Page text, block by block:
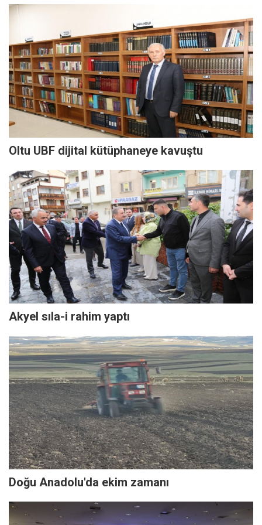
Oltu UBF dijital kütüphaneye kavuştu
Akyel sıla-i rahim yaptı
Doğu Anadolu'da ekim zamanı